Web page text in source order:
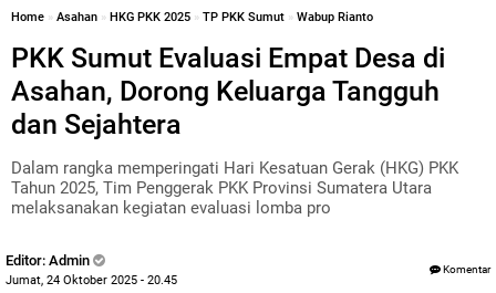
Home » Asahan » HKG PKK 2025 » TP PKK Sumut » Wabup Rianto
PKK Sumut Evaluasi Empat Desa di
Asahan, Dorong Keluarga Tangguh
dan Sejahtera
Dalam rangka memperingati Hari Kesatuan Gerak (HKG) PKK
Tahun 2025, Tim Penggerak PKK Provinsi Sumatera Utara
melaksanakan kegiatan evaluasi lomba pro
Editor: Admin
Jumat, 24 Oktober 2025 - 20.45
Komentar